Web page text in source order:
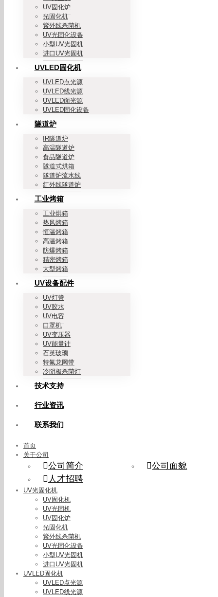
UV固化炉
光固化机
紫外线杀菌机
UV光固化设备
小型UV光固机
进口UV光固机
UVLED固化机
UVLED点光源
UVLED线光源
UVLED面光源
UVLED固化设备
隧道炉
IR隧道炉
高温隧道炉
食品隧道炉
隧道式烘箱
隧道炉流水线
红外线隧道炉
工业烤箱
工业烘箱
热风烤箱
恒温烤箱
高温烤箱
防爆烤箱
精密烤箱
大型烤箱
UV设备配件
UV灯管
UV胶水
UV电容
口罩机
UV变压器
UV能量计
石英玻璃
特氟龙网带
冷阴极杀菌灯
技术支持
行业资讯
联系我们
首页
关于公司
公司简介
公司面貌
人才招聘
UV光固化机
UV固化机
UV光固机
UV固化炉
光固化机
紫外线杀菌机
UV光固化设备
小型UV光固机
进口UV光固机
UVLED固化机
UVLED点光源
UVLED线光源